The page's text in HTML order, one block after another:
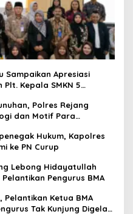
Sampaikan Apresiasi
Kepala SMKN 5
Polres Rejang
dan Motif Para
Hukum, Kapolres
ke PN Curup
Lebong Hidayatullah
Pengurus BMA
Pelantikan Ketua BMA
Tak Kunjung Digelar,